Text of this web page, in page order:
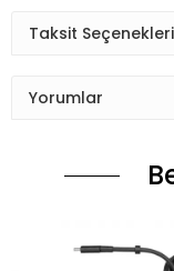
Taksit Seçenekleri
Yorumlar